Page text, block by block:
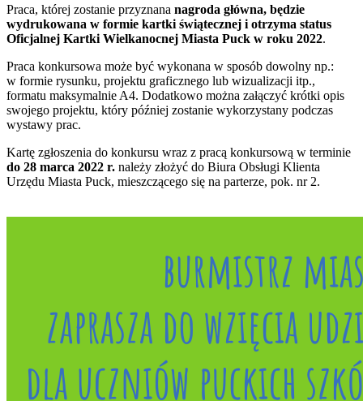
Praca, której zostanie przyznana nagroda główna, będzie
wydrukowana w formie kartki świątecznej i otrzyma status
Oficjalnej Kartki Wielkanocnej Miasta Puck w roku 2022.
Praca konkursowa może być wykonana w sposób dowolny np.:
w formie rysunku, projektu graficznego lub wizualizacji itp.,
formatu maksymalnie A4. Dodatkowo można załączyć krótki opis
swojego projektu, który później zostanie wykorzystany podczas
wystawy prac.
Kartę zgłoszenia do konkursu wraz z pracą konkursową w terminie
do 28 marca 2022 r. należy złożyć do Biura Obsługi Klienta
Urzędu Miasta Puck, mieszczącego się na parterze, pok. nr 2.